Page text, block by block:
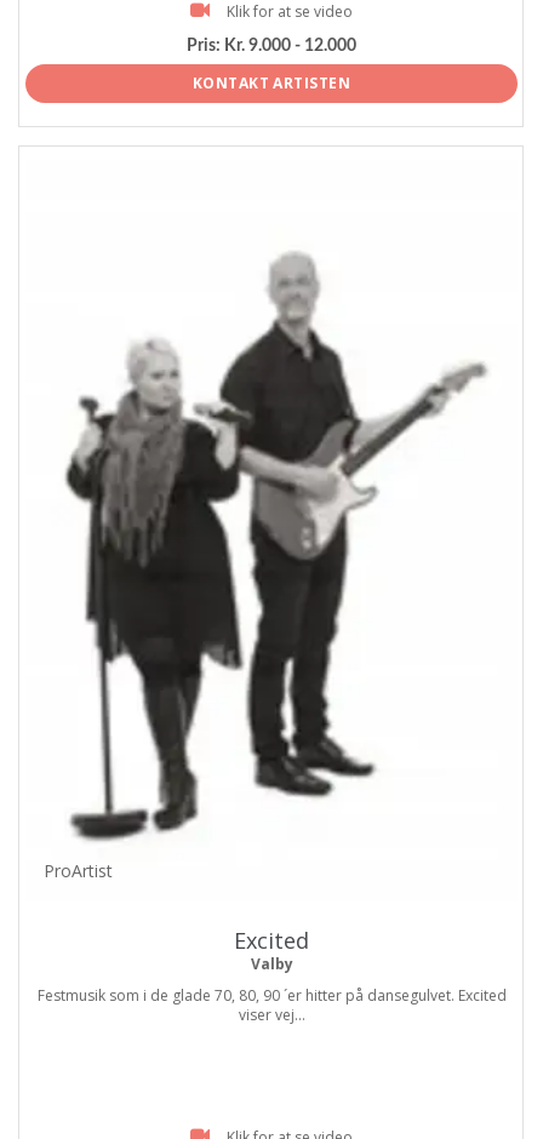
Klik for at se video
Pris: Kr. 9.000 - 12.000
KONTAKT ARTISTEN
ProArtist
Excited
Valby
Festmusik som i de glade 70, 80, 90 ´er hitter på dansegulvet. Excited
viser vej...